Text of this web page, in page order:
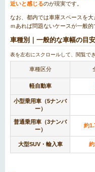
近いと感じるのが現実です。
なお、都内では車庫スペースを
ｍあれば問題ないケースが一般的
車種別｜一般的な車幅の目安
車種区分
軽自動車
小型乗用車（5ナンバ
ー）
普通乗用車（3ナンバ
ー）
約
大型SUV・輸入車